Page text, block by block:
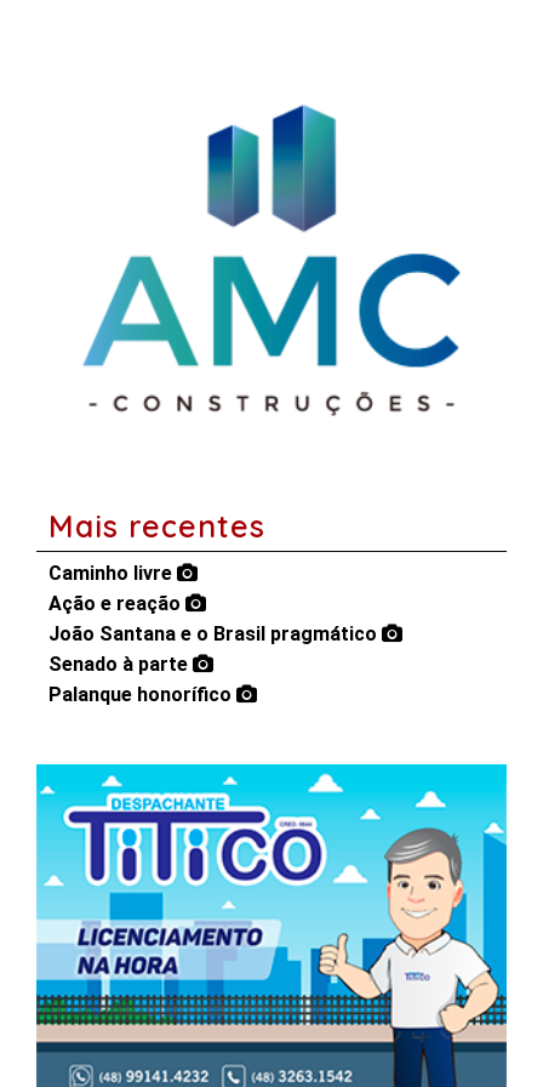
Mais recentes
Caminho livre
Ação e reação
João Santana e o Brasil pragmático
Senado à parte
Palanque honorífico